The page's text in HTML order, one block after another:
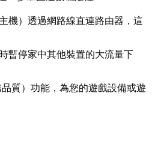
機）透過網路線直連路由器，這
暫停家中其他裝置的大流量下
質）功能，為您的遊戲設備或遊